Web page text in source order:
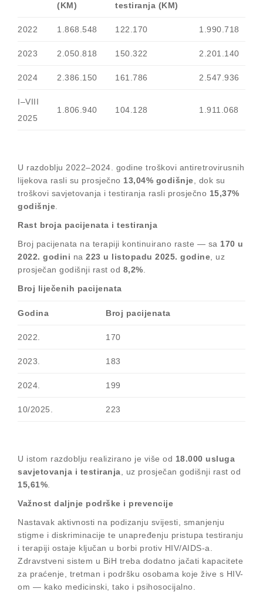
(KM)
testiranja (KM)
2022 1.868.548 122.170 1.990.718
2023 2.050.818 150.322 2.201.140
2024 2.386.150 161.786 2.547.936
I–VIII
2025
1.806.940 104.128 1.911.068
U razdoblju 2022–2024. godine troškovi antiretrovirusnih
lijekova rasli su prosječno 13,04% godišnje , dok su
troškovi savjetovanja i testiranja rasli prosječno 15,37%
godišnje
Rast broja pacijenata i testiranja
Broj pacijenata na terapiji kontinuirano raste — sa 170 u
2022. godini na 223 u listopadu 2025. godine , uz
prosječan godišnji rast od 8,2%
Broj liječenih pacijenata
Godina Broj pacijenata
2022. 170
2023. 183
2024. 199
10/2025. 223
U istom razdoblju realizirano je više od 18.000 usluga
savjetovanja i testiranja , uz prosječan godišnji rast od
15,61%
Važnost daljnje podrške i prevencije
Nastavak aktivnosti na podizanju svijesti, smanjenju
stigme i diskriminacije te unapređenju pristupa testiranju
i terapiji ostaje ključan u borbi protiv HIV/AIDS-a.
Zdravstveni sistem u BiH treba dodatno jačati kapacitete
za praćenje, tretman i podršku osobama koje žive s HIV-
om — kako medicinski, tako i psihosocijalno.